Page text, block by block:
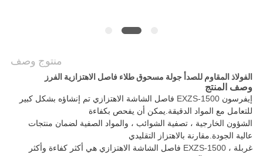
منتوج وصف
الفولاذ المقاوم للصدأ جولة مسحوق طلاء فاصل الاهتزازية الفرز
وصف المنتج
إيفرسون EXZS-1500 فاصل الشاشة الاهتزازي تم إنشاؤه بشكل كبير
للتعامل مع المواد الدقيقة.يمكن أن يفحص بكفاءة
الشؤون الخارجية ، تصفية الشوائب ، والمواد الصفية لضمان منتجات
عالية الجودة.مقارنة بالاهتزاز التقليدي
غربلة ، EXZS-1500 فاصل الشاشة الاهتزازي هي أكثر كفاءة وأكثر